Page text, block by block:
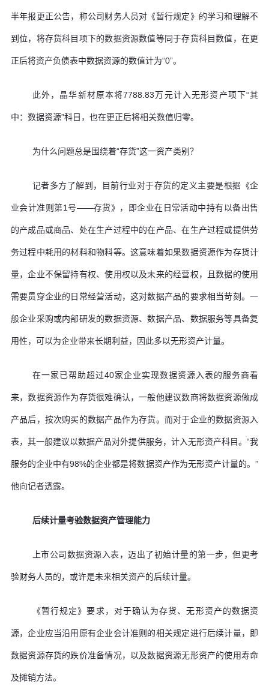
半年报更正公告，称公司财务人员对《暂行规定》的学习和理解不
到位，将存货科目项下的数据资源数值等同于存货科目数值，在更
正后将资产负债表中数据资源的数值计为“0”。
此外，晶华新材原本将7788.83万元计入无形资产项下“其
中：数据资源”科目，也在更正后将相关数值归零。
为什么问题总是围绕着“存货”这一资产类别？
记者多方了解到，目前行业对于存货的定义主要是根据《企
业会计准则第1号——存货》，即企业在日常活动中持有以备出售
的产成品或商品、处在生产过程中的在产品、在生产过程或提供劳
务过程中耗用的材料和物料等。这意味着如果数据资源作为存货计
量，企业不保留持有权、使用权以及未来的经营权，且数据的使用
需要贯穿企业的日常经营活动，这对数据产品的要求相当苛刻。一
般企业采购或内部研发的数据资源、数据产品、数据服务等具备复
用性，可以为企业带来长期利益，因此多以无形资产计量。
在一家已帮助超过40家企业实现数据资源入表的服务商看
来，数据资源作为存货很难确认，一般他建议数商将数据资源做成
产品后，按次购买的数据产品作为存货。而对于企业的数据资源入
表，其一般建议以数据产品对外提供服务，计入无形资产科目。“我
服务的企业中有98%的企业都是将数据资产作为无形资产计量的。”
他向记者透露。
后续计量考验数据资产管理能力
上市公司数据资源入表，迈出了初始计量的第一步，但更考
验财务人员的，或许是未来相关资产的后续计量。
《暂行规定》要求，对于确认为存货、无形资产的数据资
源，企业应当沿用原有企业会计准则的相关规定进行后续计量，即
数据资源存货的跌价准备情况，以及数据资源无形资产的使用寿命
及摊销方法。